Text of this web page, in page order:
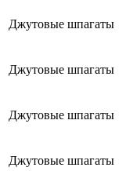
Джутовые шпагаты
Джутовые шпагаты
Джутовые шпагаты
Джутовые шпагаты